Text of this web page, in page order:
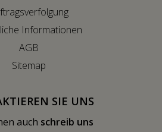
Informationen
AGB
Sitemap
SIE UNS
auch schreib uns